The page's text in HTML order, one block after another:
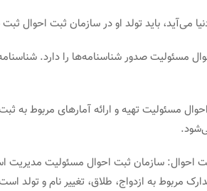
مسئولیت صدور شناسنامه‌ها را دارد.
احوال مسئولیت تهیه و ارائه آمارهای مربوط به
احوال: سازمان ثبت احوال مسئولیت مدیریت
مربوط به ازدواج، طلاق، تغییر نام و تولد